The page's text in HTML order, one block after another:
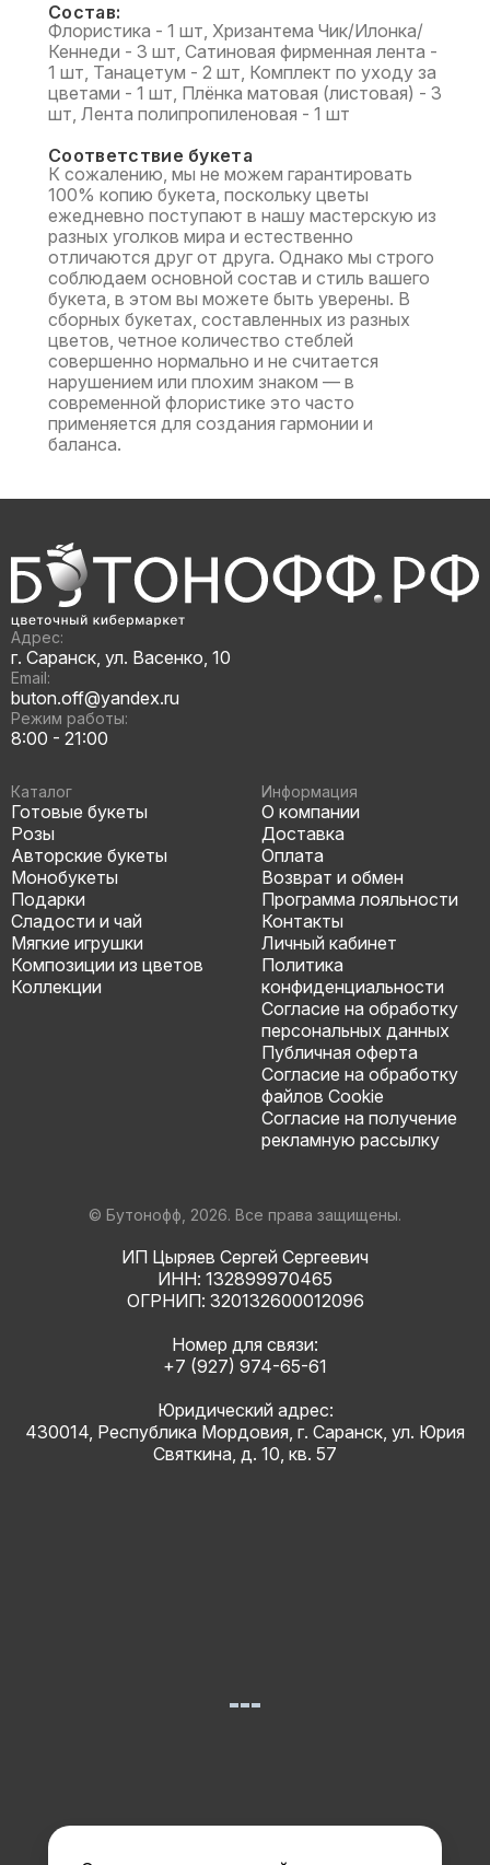
Состав:
Флористика - 1 шт, Хризантема Чик/Илонка/
Кеннеди - 3 шт, Сатиновая фирменная лента -
1 шт, Танацетум - 2 шт, Комплект по уходу за
цветами - 1 шт, Плёнка матовая (листовая) - 3
шт, Лента полипропиленовая - 1 шт
Соответствие букета
К сожалению, мы не можем гарантировать
100% копию букета, поскольку цветы
ежедневно поступают в нашу мастерскую из
разных уголков мира и естественно
отличаются друг от друга. Однако мы строго
соблюдаем основной состав и стиль вашего
букета, в этом вы можете быть уверены. В
сборных букетах, составленных из разных
цветов, четное количество стеблей
совершенно нормально и не считается
нарушением или плохим знаком — в
современной флористике это часто
применяется для создания гармонии и
баланса.
Адрес:
г. Саранск, ул. Васенко, 10
Email:
buton.off@yandex.ru
Режим работы:
8:00 - 21:00
Каталог
Готовые букеты
Розы
Авторские букеты
Монобукеты
Подарки
Сладости и чай
Мягкие игрушки
Композиции из цветов
Коллекции
Информация
О компании
Доставка
Оплата
Возврат и обмен
Программа лояльности
Контакты
Личный кабинет
Политика
конфиденциальности
Согласие на обработку
персональных данных
Публичная оферта
Согласие на обработку
файлов Cookie
Согласие на получение
рекламную рассылку
© Бутонофф, 2026. Все права защищены.
ИП Цыряев Сергей Сергеевич
ИНН: 132899970465
ОГРНИП: 320132600012096
Номер для связи:
+7 (927) 974-65-61
Юридический адрес:
430014, Республика Мордовия, г. Саранск, ул. Юрия
Святкина, д. 10, кв. 57